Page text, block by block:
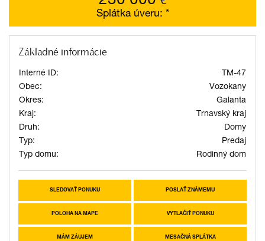
€
Splátka úveru: *
Základné informácie
Interné ID:
TM-47
Obec:
Vozokany
Okres:
Galanta
Kraj:
Trnavský kraj
Druh:
Domy
Typ:
Predaj
Typ domu:
Rodinný dom
SLEDOVAŤ PONUKU POSLAŤ ZNÁMEMU
POLOHA NA MAPE VYTLAČIŤ PONUKU
MÁM ZÁUJEM MESAČNÁ SPLÁTKA